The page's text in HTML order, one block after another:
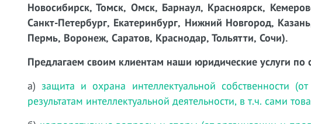
Новосибирск, Томск, Омск, Барнаул, Красноярск,
Санкт-Петербург, Екатеринбург, Нижний Новгород,
Пермь, Воронеж, Саратов, Краснодар, Тольятти, Сочи).
Предлагаем своим клиентам наши юридические услуги
а)защита и охрана интеллектуальной собственности
результатам интеллектуальной деятельности, в т.ч. сами